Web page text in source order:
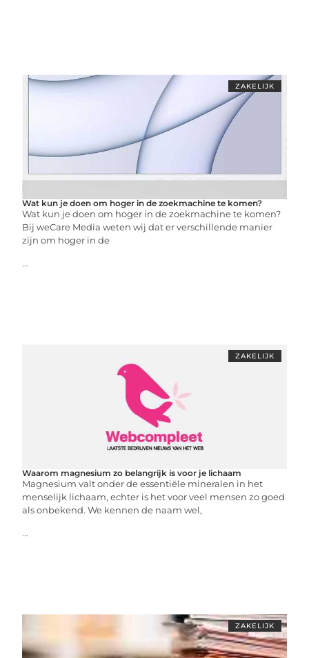
ZAKELIJK
Wat kun je doen om hoger in de zoekmachine te komen?
Wat kun je doen om hoger in de zoekmachine te komen?
Bij weCare Media weten wij dat er verschillende manier
zijn om hoger in de
...
ZAKELIJK
Waarom magnesium zo belangrijk is voor je lichaam
Magnesium valt onder de essentiële mineralen in het
menselijk lichaam, echter is het voor veel mensen zo goed
als onbekend. We kennen de naam wel,
...
ZAKELIJK